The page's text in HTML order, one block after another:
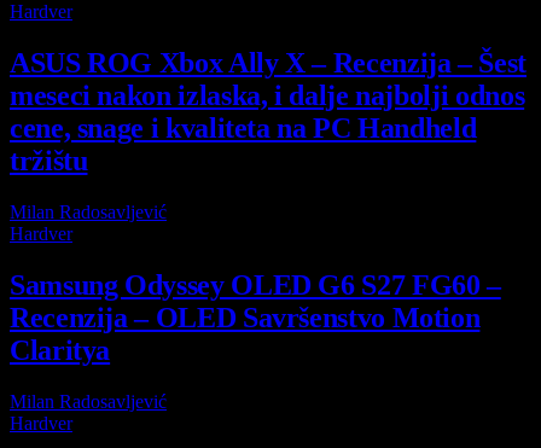
Hardver
ASUS ROG Xbox Ally X – Recenzija – Šest
meseci nakon izlaska, i dalje najbolji odnos
cene, snage i kvaliteta na PC Handheld
tržištu
Milan Radosavljević
Hardver
Samsung Odyssey OLED G6 S27 FG60 –
Recenzija – OLED Savršenstvo Motion
Claritya
Milan Radosavljević
Hardver